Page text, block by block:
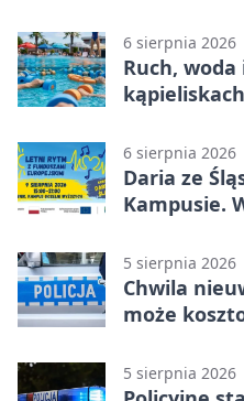
6 sierpnia 2026
Ruch,
6 sierpnia 2026
Daria ze
Kampusie.
5 sierpnia 2026
Chwila
może
5 sierpnia 2026